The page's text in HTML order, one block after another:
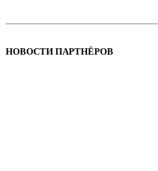
НОВОСТИ ПАРТНЁРОВ